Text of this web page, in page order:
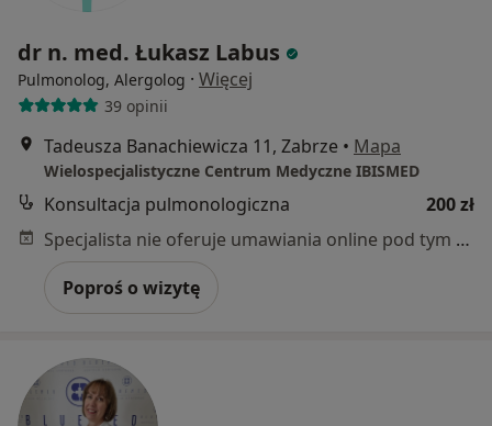
dr n. med. Łukasz Labus
Pulmonolog, Alergolog · Więcej
39 opinii
Tadeusza Banachiewicza 11, Zabrze • Mapa
Wielospecjalistyczne Centrum Medyczne IBISMED
Konsultacja pulmonologiczna
200 zł
Specjalista nie oferuje umawiania online pod tym adresem.
Poproś o wizytę